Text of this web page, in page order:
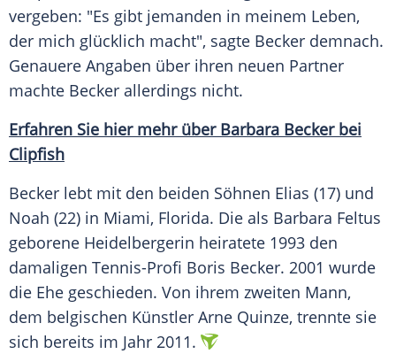
vergeben: "Es gibt jemanden in meinem Leben,
der mich glücklich macht", sagte Becker demnach.
Genauere Angaben über ihren neuen Partner
machte Becker allerdings nicht.
Erfahren Sie hier mehr über Barbara Becker bei
Clipfish
Becker lebt mit den beiden Söhnen Elias (17) und
Noah (22) in Miami, Florida. Die als Barbara Feltus
geborene Heidelbergerin heiratete 1993 den
damaligen Tennis-Profi Boris Becker. 2001 wurde
die Ehe geschieden. Von ihrem zweiten Mann,
dem belgischen Künstler Arne Quinze, trennte sie
sich bereits im Jahr 2011.